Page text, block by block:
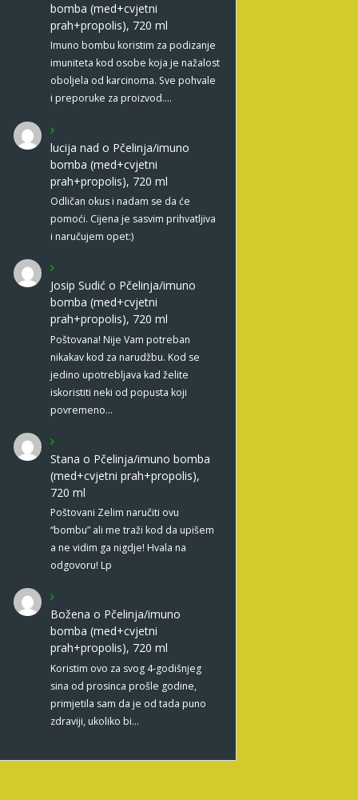
bomba (med+cvjetni
prah+propolis), 720 ml
Imuno bombu koristim za podizanje
imuniteta kod osobe koja je nažalost
oboljela od karcinoma. Sve pohvale
i preporuke za proizvod.…
lucija nad o Pčelinja/imuno
bomba (med+cvjetni
prah+propolis), 720 ml
Odličan okus i nadam se da će
pomoći. Cijena je sasvim prihvatljiva
i naručujem opet:)
Josip Sudić o Pčelinja/imuno
bomba (med+cvjetni
prah+propolis), 720 ml
Poštovana! Nije Vam potreban
nikakav kod za narudžbu. Kod se
jedino upotrebljava kad želite
iskoristiti neki od popusta koji
povremeno…
Stana o Pčelinja/imuno bomba
(med+cvjetni prah+propolis),
720 ml
Poštovani Zelim naručiti ovu
“bombu” ali me traži kod da upišem
a ne vidim ga nigdje! Hvala na
odgovoru! Lp
Božena o Pčelinja/imuno
bomba (med+cvjetni
prah+propolis), 720 ml
Koristim ovo za svog 4-godišnjeg
sina od prosinca prošle godine,
primjetila sam da je od tada puno
zdraviji, ukoliko bi…